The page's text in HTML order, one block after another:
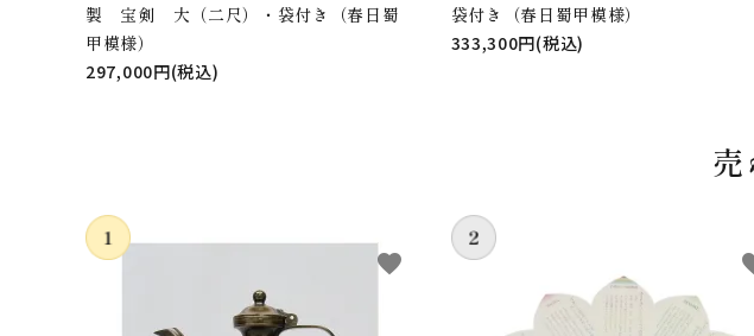
製 宝剣 大（二尺）・袋付き（春日蜀
甲模様）
297,000円(税込)
袋付き（春日蜀甲模様）
333,300円(税込)
favorite